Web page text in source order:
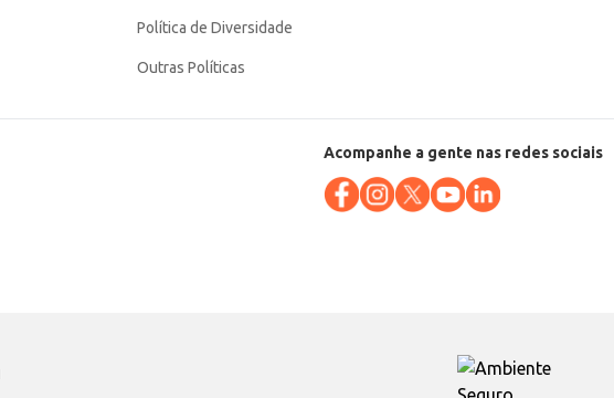
Política de Diversidade
Outras Políticas
Acompanhe a gente nas redes sociais